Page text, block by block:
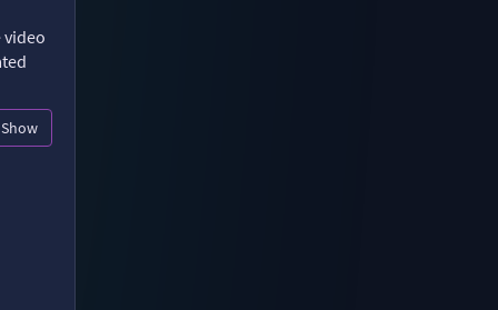
video
Show